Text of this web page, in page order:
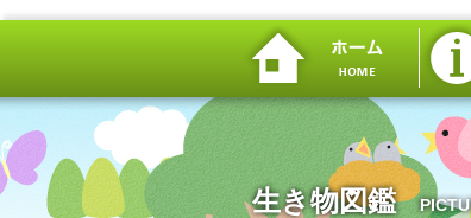
生き物図鑑